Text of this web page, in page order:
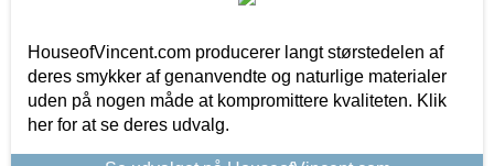
HouseofVincent.com producerer langt størstedelen af
deres smykker af genanvendte og naturlige materialer
uden på nogen måde at kompromittere kvaliteten. Klik
her for at se deres udvalg.